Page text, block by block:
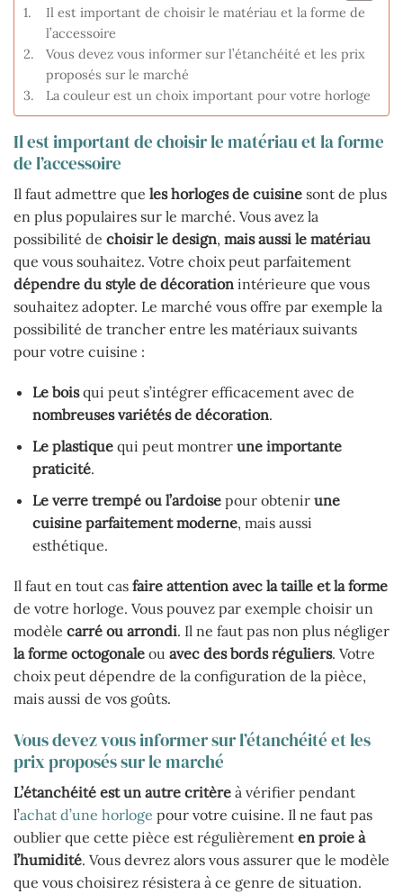
Il est important de choisir le matériau et la forme de
l’accessoire
Vous devez vous informer sur l’étanchéité et les prix
proposés sur le marché
La couleur est un choix important pour votre horloge
Il est important de choisir le matériau et la forme
de l’accessoire
Il faut admettre que les horloges de cuisine sont de plus
en plus populaires sur le marché. Vous avez la
possibilité de choisir le design, mais aussi le matériau
que vous souhaitez. Votre choix peut parfaitement
dépendre du style de décoration intérieure que vous
souhaitez adopter. Le marché vous offre par exemple la
possibilité de trancher entre les matériaux suivants
pour votre cuisine :
Le boisqui peut s’intégrer efficacement avec de
nombreuses variétés de décoration.
Le plastiquequi peut montrer une importante
praticité.
Le verre trempé ou l’ardoisepour obtenir une
cuisine parfaitement moderne, mais aussi
esthétique.
Il faut en tout cas faire attention avec la taille et la forme
de votre horloge. Vous pouvez par exemple choisir un
modèle carré ou arrondi. Il ne faut pas non plus négliger
la forme octogonale ou avec des bords réguliers. Votre
choix peut dépendre de la configuration de la pièce,
mais aussi de vos goûts.
Vous devez vous informer sur l’étanchéité et les
prix proposés sur le marché
L’étanchéité est un autre critère à vérifier pendant
l’achat d’une horloge pour votre cuisine. Il ne faut pas
oublier que cette pièce est régulièrement en proie à
l’humidité. Vous devrez alors vous assurer que le modèle
que vous choisirez résistera à ce genre de situation.